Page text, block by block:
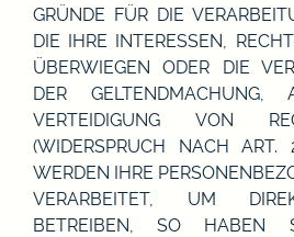
GRÜNDE FÜR DIE
DIE IHRE INTERESSEN,
ÜBERWIEGEN ODER DIE
DER GELTENDMACHUNG,
VERTEIDIGUNG VON
(WIDERSPRUCH NACH ART.
WERDEN IHRE
VERARBEITET, UM
BETREIBEN, SO HABEN